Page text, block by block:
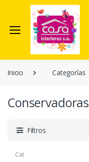
Inicio Categorías
Conservadoras
Filtros
Cat